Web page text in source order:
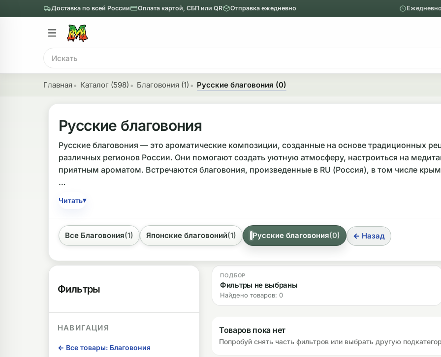
Доставка по всей России Оплата картой, СБП или QR Отправка ежедневно
Поиск
Главное меню
с перколятором
бонги
Трубки
Стеклянные
Необычные
Вапорайзеры
Механические вапорайзеры
Главная Каталог (598) Благовония (1) Русские благовония (0)
Русские благовония
Русские благовония — это ароматические композиции, созданные на основе традиционных
различных регионов России. Они помогают создать уютную атмосферу, настроиться на
приятным ароматом. Встречаются благовония, произведенные в RU (Россия), в том числе
Читать▾
Все Благовония(1) Японские благовоний(1) Русские благовония(0) ← Назад
ПОДБОР
Фильтры не выбраны
Найдено товаров: 0
Фильтры
НАВИГАЦИЯ
← Все товары: Благовония
Товаров пока нет
Попробуй снять часть фильтров или выбрать другую